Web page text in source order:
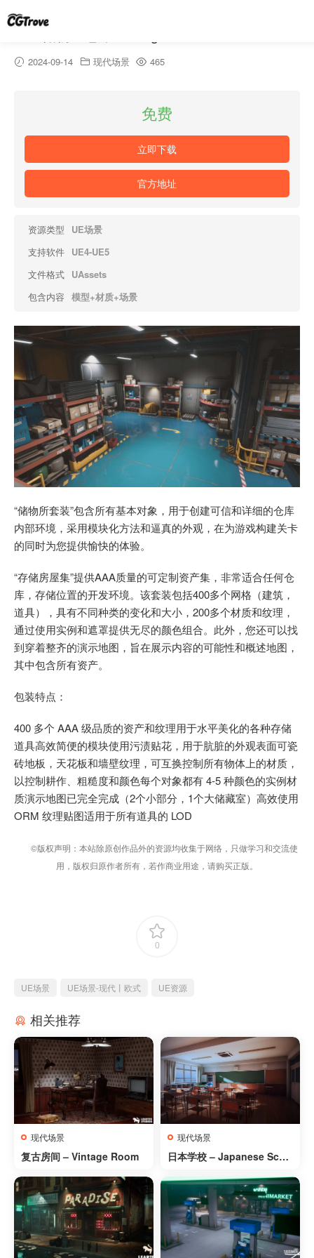
2024-09-14 现代场景 465
免费
立即下载
官方地址
资源类型
UE场景
支持软件 UE4-UE5
文件格式 UAssets
包含内容 模型+材质+场景
“储物所套装”包含所有基本对象，用于创建可信和详细的仓库
内部环境，采用模块化方法和逼真的外观，在为游戏构建关卡
的同时为您提供愉快的体验。
“存储房屋集”提供AAA质量的可定制资产集，非常适合任何仓
库，存储位置的开发环境。该套装包括400多个网格（建筑，
道具），具有不同种类的变化和大小，200多个材质和纹理，
通过使用实例和遮罩提供无尽的颜色组合。此外，您还可以找
到穿着整齐的演示地图，旨在展示内容的可能性和概述地图，
其中包含所有资产。
包装特点：
400 多个 AAA 级品质的资产和纹理用于水平美化的各种存储
道具高效简便的模块使用污渍贴花，用于肮脏的外观表面可瓷
砖地板，天花板和墙壁纹理，可互换控制所有物体上的材质，
以控制耕作、粗糙度和颜色每个对象都有 4-5 种颜色的实例材
质演示地图已完全完成（2个小部分，1个大储藏室）高效使用
ORM 纹理贴图适用于所有道具的 LOD
©版权声明：本站除原创作品外的资源均收集于网络，只做学习和交流使
用，版权归原作者所有，若作商业用途，请购买正版。
0
UE场景 UE场景-现代丨欧式 UE资源
相关推荐
现代场景
复古房间 – Vintage Room
现代场景
日本学校 – Japanese Scho
cks, Over 200 Assets